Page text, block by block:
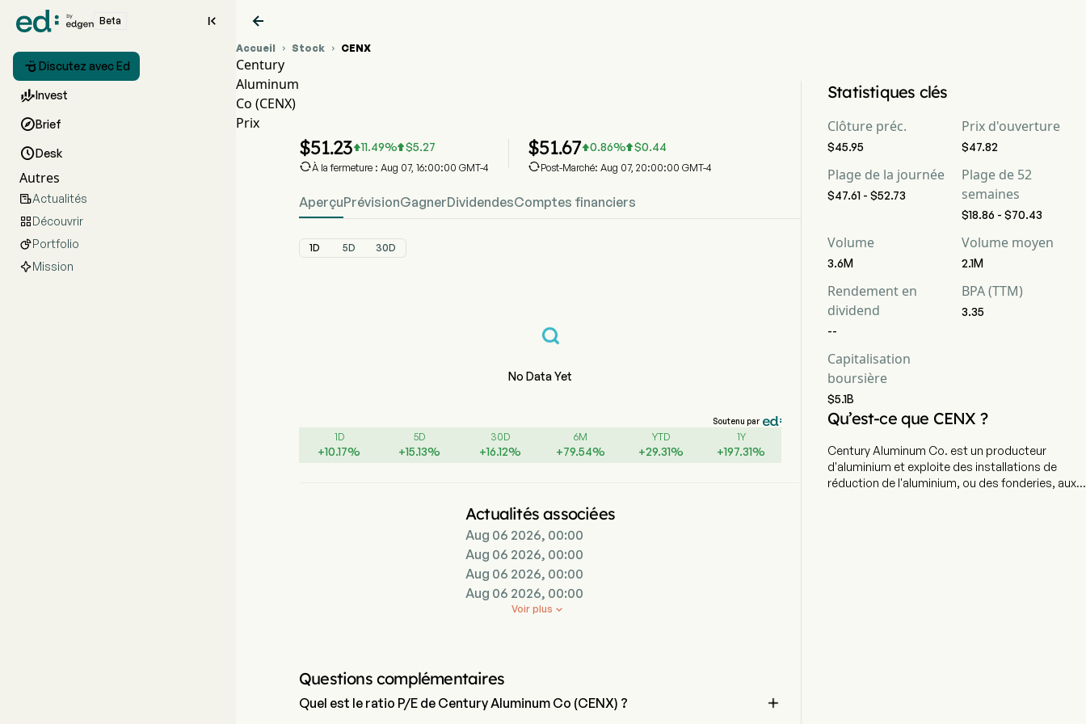
Beta 
 Discutez avec Ed
Invest
Brief
Desk
Autres
Actualités
Découvrir
Portfolio
Mission

Accueil  Stock  CENX
Century
Aluminum
Co (CENX)
Prix
$51.2311.49% $5.27
À la fermeture : Aug 07, 16:00:00 GMT-4
$51.670.86% $0.44
Post-Marché: Aug 07, 20:00:00 GMT-4
AperçuPrévisionGagnerDividendesComptes financiers
1D 5D 30D
No Data Yet
Soutenu par
1D
+10.17%
5D
+15.13%
30D
+16.12%
6M
+79.54%
YTD
+29.31%
1Y
+197.31%
Actualités associées
Aug 06 2026, 00:00
Aug 06 2026, 00:00
Aug 06 2026, 00:00
Aug 06 2026, 00:00

Voir plus
Questions complémentaires
Quel est le ratio P/E de Century Aluminum Co (CENX) ? 
Statistiques clés
Clôture préc.
$45.95
Prix d'ouverture
$47.82
Plage de la journée
$47.61 - $52.73
Plage de 52
semaines
$18.86 - $70.43
Volume
3.6M
Volume moyen
2.1M
Rendement en
dividend
--
BPA (TTM)
3.35
Capitalisation
boursière
$5.1B
Qu’est-ce que CENX ?
Century Aluminum Co. est un producteur
d'aluminium et exploite des installations de
réduction de l'aluminium, ou des fonderies, aux